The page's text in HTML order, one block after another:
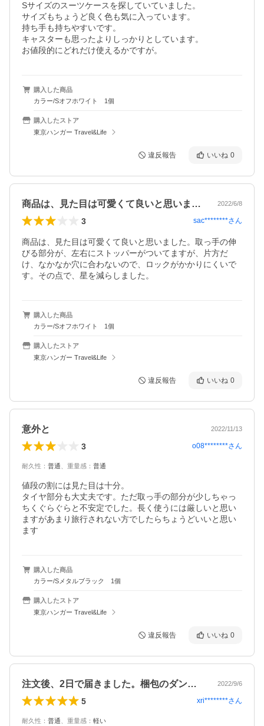
Sサイズのスーツケースを探していていました。
サイズもちょうど良く色も気に入っています。
持ち手も持ちやすいです。
キャスターも思ったよりしっかりとしています。
購入した商品
カラー/Sオフホワイト 1個
購入したストア
東京ハンガー Travel&Life
違反報告 いいね 0
商品は、見た目は可愛くて良いと思いまし… 2022/6/8
3 sac********さん
商品は、見た目は可愛くて良いと思いました。取っ手の伸
びる部分が、左右にストッパーがついてますが、片方だ
け、なかなか穴に合わないので、ロックがかかりにくいで
す。その点で、星を減らしました。
購入した商品
カラー/Sオフホワイト 1個
購入したストア
東京ハンガー Travel&Life
違反報告 いいね 0
意外と 2022/11/13
3 o08********さん
耐久性 ： 普通 重量感 ： 普通
値段の割には見た目は十分。
タイヤ部分も大丈夫です。ただ取っ手の部分が少しちゃっ
ちくぐらぐらと不安定でした。長く使うには厳しいと思い
ますがあまり旅行されない方でしたらちょうどいいと思い
ます
購入した商品
カラー/Sメタルブラック 1個
購入したストア
東京ハンガー Travel&Life
違反報告 いいね 0
注文後、2日で届きました。梱包のダンボ… 2022/9/6
5 xri********さん
耐久性 ： 普通 重量感 ： 軽い